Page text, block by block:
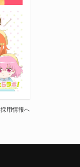
採用情報へ